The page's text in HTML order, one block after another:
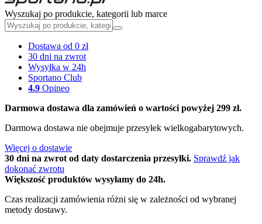
Wyszukaj po produkcie, kategorii lub marce
Dostawa od 0 zł
30 dni na zwrot
Wysyłka w 24h
Sportano Club
4.9 Opineo
Darmowa dostawa dla zamówień o wartości powyżej 299 zł.
Darmowa dostawa nie obejmuje przesyłek wielkogabarytowych.
Więcej o dostawie
30 dni na zwrot od daty dostarczenia przesyłki. Sprawdź jak
dokonać zwrotu
Większość produktów wysyłamy do 24h.
Czas realizacji zamówienia różni się w zależności od wybranej
metody dostawy.